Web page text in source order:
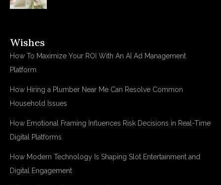
Wishes
How To Maximize Your ROI With An AI Ad Management
Platform
How Hiring a Plumber Near Me Can Resolve Common
Household Issues
How Emotional Framing Influences Risk Decisions in Real-Time
Digital Platforms
How Modern Technology Is Shaping Slot Entertainment and
Digital Engagement